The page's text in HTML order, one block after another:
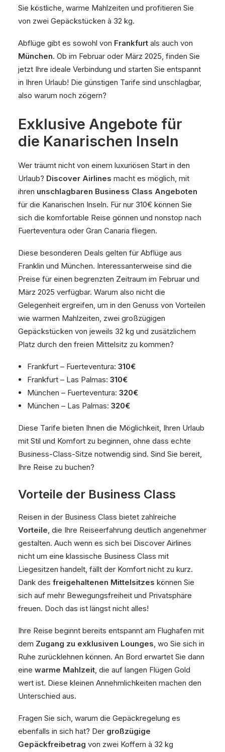
Sie köstliche, warme Mahlzeiten und profitieren Sie
von zwei Gepäckstücken à 32 kg.
Abflüge gibt es sowohl von Frankfurt als auch von
München. Ob im Februar oder März 2025, finden Sie
jetzt Ihre ideale Verbindung und starten Sie entspannt
in Ihren Urlaub! Die günstigen Tarife sind unschlagbar,
also warum noch zögern?
Exklusive Angebote für
die Kanarischen Inseln
Wer träumt nicht von einem luxuriösen Start in den
Urlaub? Discover Airlines macht es möglich, mit
ihren unschlagbaren Business Class Angeboten
für die Kanarischen Inseln. Für nur 310€ können Sie
sich die komfortable Reise gönnen und nonstop nach
Fuerteventura oder Gran Canaria fliegen.
Diese besonderen Deals gelten für Abflüge aus
Franklin und München. Interessanterweise sind die
Preise für einen begrenzten Zeitraum im Februar und
März 2025 verfügbar. Warum also nicht die
Gelegenheit ergreifen, um in den Genuss von Vorteilen
wie warmen Mahlzeiten, zwei großzügigen
Gepäckstücken von jeweils 32 kg und zusätzlichem
Platz durch den freien Mittelsitz zu kommen?
Frankfurt – Fuerteventura: 310€
Frankfurt – Las Palmas: 310€
München – Fuerteventura: 320€
München – Las Palmas: 320€
Diese Tarife bieten Ihnen die Möglichkeit, Ihren Urlaub
mit Stil und Komfort zu beginnen, ohne dass echte
Business-Class-Sitze notwendig sind. Sind Sie bereit,
Ihre Reise zu buchen?
Vorteile der Business Class
Reisen in der Business Class bietet zahlreiche
Vorteile, die Ihre Reiseerfahrung deutlich angenehmer
gestalten. Auch wenn es sich bei Discover Airlines
nicht um eine klassische Business Class mit
Liegesitzen handelt, fällt der Komfort nicht zu kurz.
Dank des freigehaltenen Mittelsitzes können Sie
sich auf mehr Bewegungsfreiheit und Privatsphäre
freuen. Doch das ist längst nicht alles!
Ihre Reise beginnt bereits entspannt am Flughafen mit
dem Zugang zu exklusiven Lounges, wo Sie sich in
Ruhe zurücklehnen können. An Bord erwartet Sie dann
eine warme Mahlzeit, die auf langen Flügen Gold
wert ist. Diese kleinen Annehmlichkeiten machen den
Unterschied aus.
Fragen Sie sich, warum die Gepäckregelung es
ebenfalls in sich hat? Der großzügige
Gepäckfreibetrag von zwei Koffern à 32 kg